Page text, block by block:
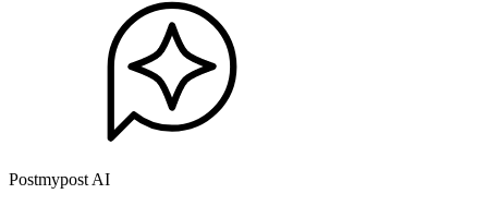
Postmypost AI